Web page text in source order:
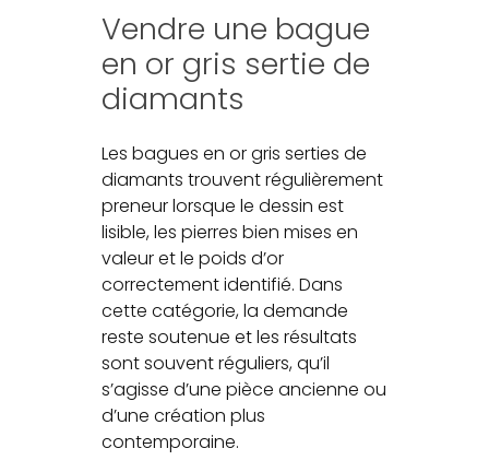
Vendre une bague
en or gris sertie de
diamants
Les bagues en or gris serties de
diamants trouvent régulièrement
preneur lorsque le dessin est
lisible, les pierres bien mises en
valeur et le poids d’or
correctement identifié. Dans
cette catégorie, la demande
reste soutenue et les résultats
sont souvent réguliers, qu’il
s’agisse d’une pièce ancienne ou
d’une création plus
contemporaine.